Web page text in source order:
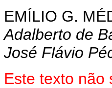
EMÍLIO G.
Adalberto de
José Flávio
Este texto não